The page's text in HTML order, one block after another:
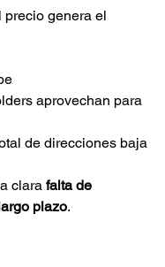
genera el
aprovechan para
de direcciones baja
clara falta de
plazo.